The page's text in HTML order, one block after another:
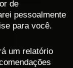
de
pessoalmente
para você.
um relatório